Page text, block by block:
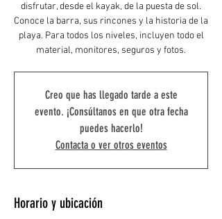
disfrutar, desde el kayak, de la puesta de sol.
Conoce la barra, sus rincones y la historia de la
playa. Para todos los niveles, incluyen todo el
material, monitores, seguros y fotos.
Creo que has llegado tarde a este
evento. ¡Consúltanos en que otra fecha
puedes hacerlo!
Contacta o ver otros eventos
Horario y ubicación